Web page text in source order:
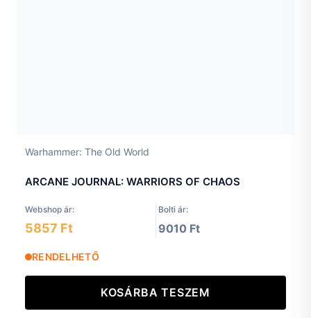
Warhammer: The Old World
ARCANE JOURNAL: WARRIORS OF CHAOS
Webshop ár: Bolti ár:
5857 Ft 9010 Ft
RENDELHETŐ
KOSÁRBA TESZEM